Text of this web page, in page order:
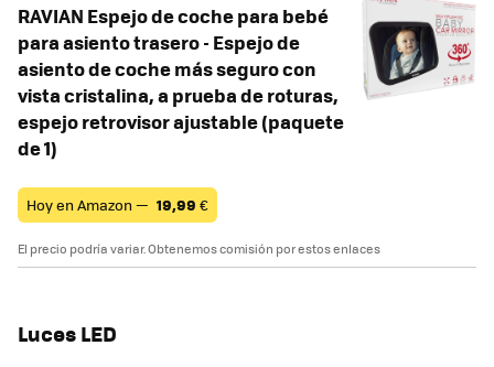
RAVIAN Espejo de coche para bebé
para asiento trasero - Espejo de
asiento de coche más seguro con
vista cristalina, a prueba de roturas,
espejo retrovisor ajustable (paquete
de 1)
Hoy en Amazon — 19,99 €
El precio podría variar. Obtenemos comisión por estos enlaces
Luces LED